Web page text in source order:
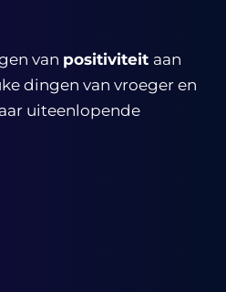
van positiviteit aan
dingen van vroeger en
uiteenlopende